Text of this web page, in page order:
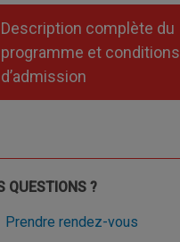
Description complète du
programme et conditions
d’admission
QUESTIONS ?
Prendre rendez-vous